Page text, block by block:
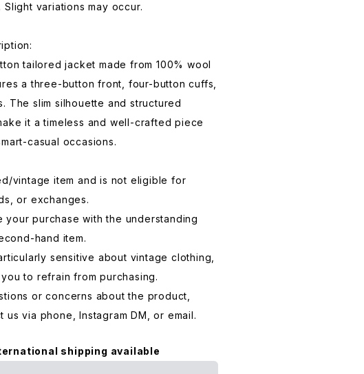
Slight variations may occur.
tailored jacket made from 100% wool
a three-button front, four-button cuffs,
The slim silhouette and structured
it a timeless and well-crafted piece
casual occasions.
vintage item and is not eligible for
or exchanges.
your purchase with the understanding
hand item.
sensitive about vintage clothing,
to refrain from purchasing.
or concerns about the product,
us via phone, Instagram DM, or email.
shipping available